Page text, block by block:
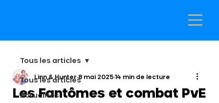
Tous les articles
Actualités
Tous les articles
Les Fantômes et combat PvE
Linn & Hunter 8 mai 2025 14 min de lecture